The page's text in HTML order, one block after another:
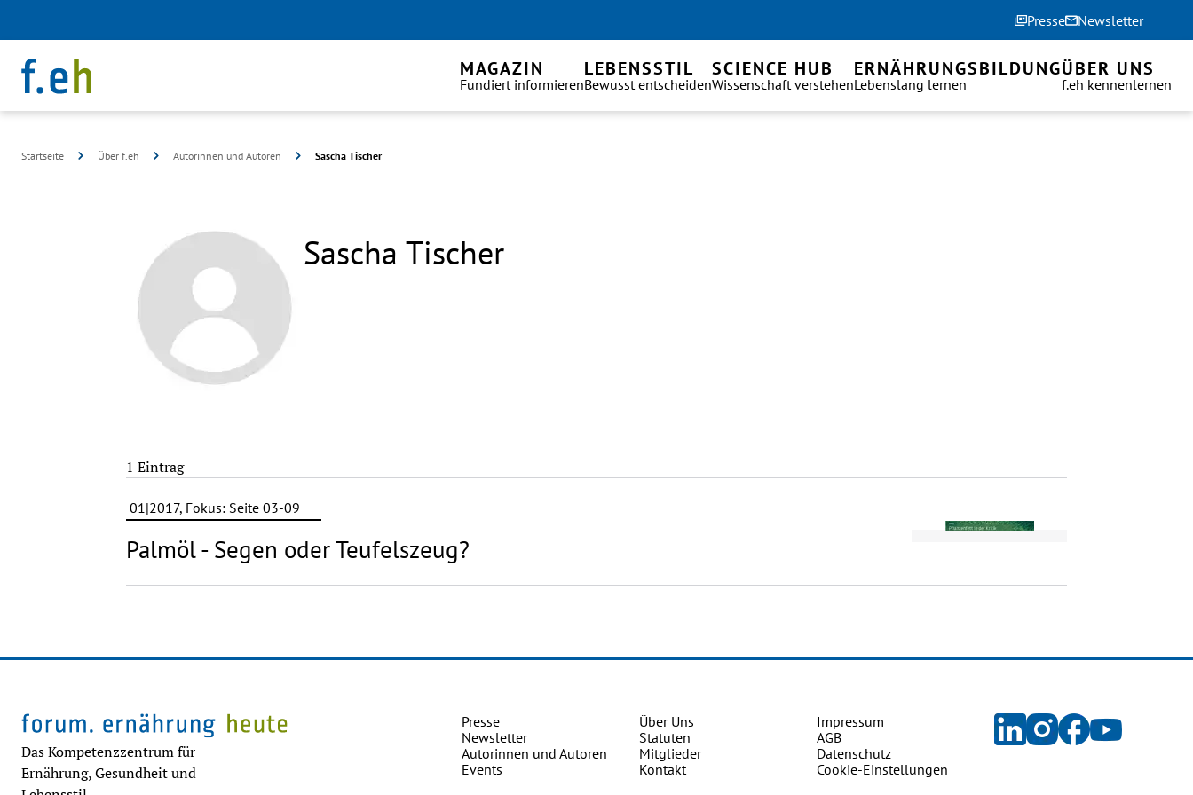
Presse Newsletter
MAGAZIN
Fundiert informieren
LEBENSSTIL
Bewusst entscheiden
SCIENCE HUB
Wissenschaft verstehen
ERNÄHRUNGSBILDUNG
Lebenslang lernen
ÜBER UNS
f.eh kennenlernen
Startseite Über f.eh Autorinnen und Autoren Sascha Tischer
Sascha Tischer
1 Eintrag
01|2017, Fokus: Seite 03-09
Palmöl - Segen oder Teufelszeug?
Das Kompetenzzentrum für
Ernährung, Gesundheit und
Presse
Newsletter
Autorinnen und Autoren
Events
Über Uns
Statuten
Mitglieder
Kontakt
Impressum
AGB
Datenschutz
Cookie-Einstellungen